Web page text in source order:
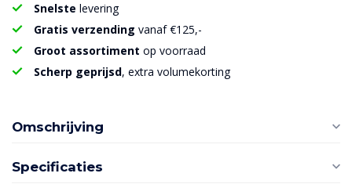
Snelste levering
Gratis verzending vanaf €125,-
Groot assortiment op voorraad
Scherp geprijsd, extra volumekorting
Omschrijving
Specificaties